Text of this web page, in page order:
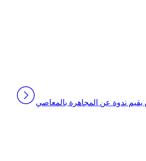
ندوة عن المجاهرة بالمعاصي